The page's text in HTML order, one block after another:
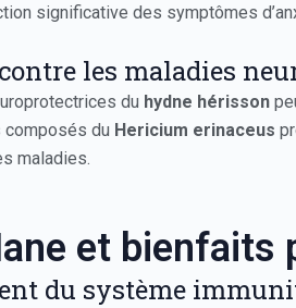
significative des symptômes
les maladies
du hydne hérisson
composés du Hericium erinaceus
maladies.
et
du système